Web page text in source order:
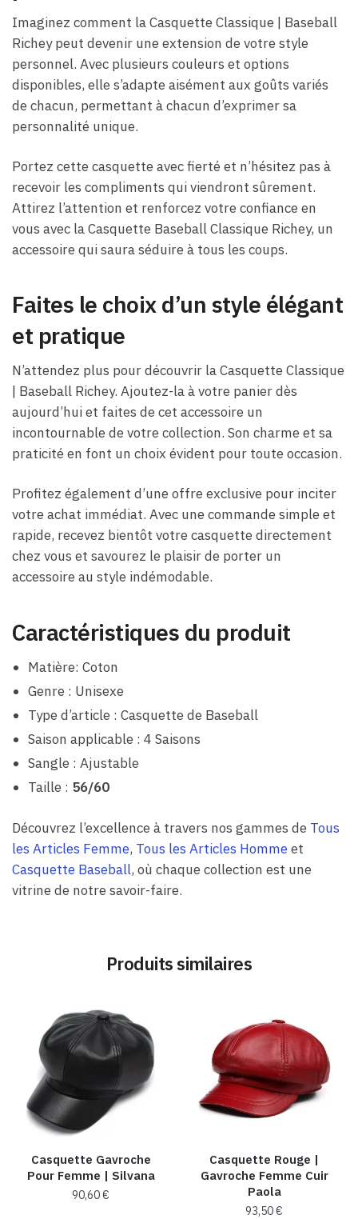
Imaginez comment la Casquette Classique | Baseball
Richey peut devenir une extension de votre style
personnel. Avec plusieurs couleurs et options
disponibles, elle s’adapte aisément aux goûts variés
de chacun, permettant à chacun d’exprimer sa
personnalité unique.
Portez cette casquette avec fierté et n’hésitez pas à
recevoir les compliments qui viendront sûrement.
Attirez l’attention et renforcez votre confiance en
vous avec la Casquette Baseball Classique Richey, un
accessoire qui saura séduire à tous les coups.
Faites le choix d’un style élégant
et pratique
N’attendez plus pour découvrir la Casquette Classique
| Baseball Richey. Ajoutez-la à votre panier dès
aujourd’hui et faites de cet accessoire un
incontournable de votre collection. Son charme et sa
praticité en font un choix évident pour toute occasion.
Profitez également d’une offre exclusive pour inciter
votre achat immédiat. Avec une commande simple et
rapide, recevez bientôt votre casquette directement
chez vous et savourez le plaisir de porter un
accessoire au style indémodable.
Caractéristiques du produit
Matière: Coton
Genre : Unisexe
Type d’article : Casquette de Baseball
Saison applicable : 4 Saisons
Sangle : Ajustable
Taille : 56/60
Découvrez l’excellence à travers nos gammes de Tous
les Articles Femme, Tous les Articles Hommeet
Casquette Baseball, où chaque collection est une
vitrine de notre savoir-faire.
Produits similaires
Casquette Gavroche
Pour Femme​ | Silvana
90,60€
Casquette Rouge |
Gavroche Femme Cuir
Paola
93,50€